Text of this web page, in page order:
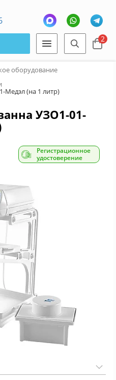
2
оборудование
Медэл (на 1 литр)
УЗО1-01-
Регистрационное
удостоверение